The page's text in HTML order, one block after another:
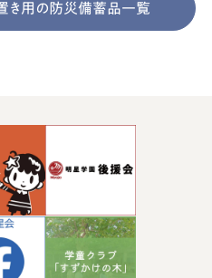
き用の防災備蓄品一覧